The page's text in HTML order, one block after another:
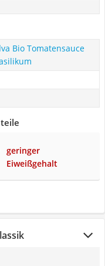
Bio Tomatensauce
geringer
Eiweißgehalt